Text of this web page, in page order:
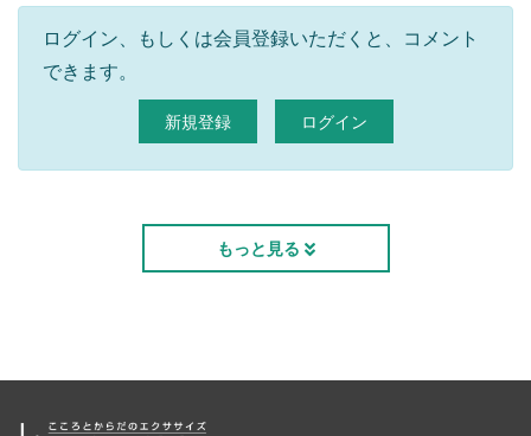
ログイン、もしくは会員登録いただくと、コメント
できます。
新規登録 ログイン
もっと見る